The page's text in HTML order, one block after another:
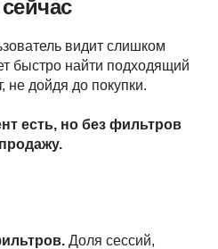
видит слишком
быстро найти подходящий
не дойдя до покупки.
есть, но без фильтров
Доля сессий,